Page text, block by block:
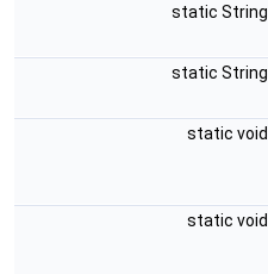
static String
static String
static void
static void